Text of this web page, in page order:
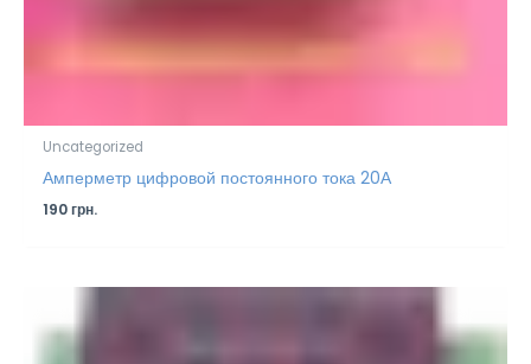
Uncategorized
Амперметр цифровой постоянного тока 20А
190грн.